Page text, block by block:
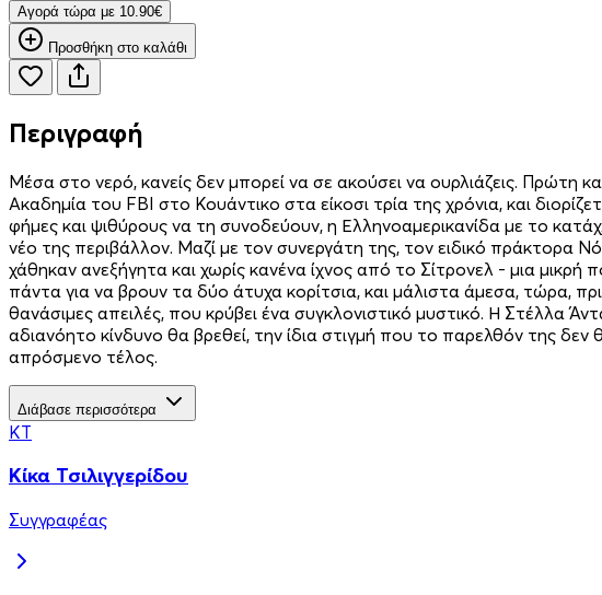
Aγορά τώρα με 10.90€
Προσθήκη στο καλάθι
Περιγραφή
Μέσα στο νερό, κανείς δεν μπορεί να σε ακούσει να ουρλιάζεις. Πρώτη
Ακαδημία του FBI στο Κουάντικο στα είκοσι τρία της χρόνια, και
φήμες και ψιθύρους να τη συνοδεύουν, η Ελληνοαμερικανίδα με το
νέο της περιβάλλον. Μαζί με τον συνεργάτη της, τον ειδικό
χάθηκαν ανεξήγητα και χωρίς κανένα ίχνος από το Σίτρονελ - μια
πάντα για να βρουν τα δύο άτυχα κορίτσια, και μάλιστα άμεσα, τώρα,
θανάσιμες απειλές, που κρύβει ένα συγκλονιστικό μυστικό. Η Στέλλα
αδιανόητο κίνδυνο θα βρεθεί, την ίδια στιγμή που το παρελθόν της
απρόσμενο τέλος.
Διάβασε περισσότερα
ΚΤ
Κίκα Τσιλιγγερίδου
Συγγραφέας